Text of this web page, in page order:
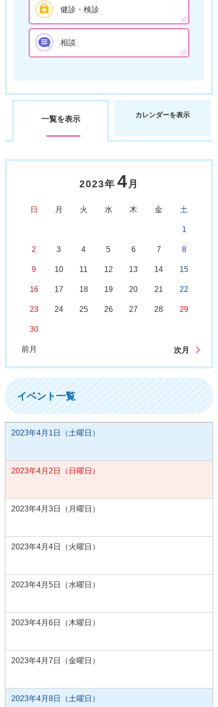
健診・検診
相談
一覧を表示 カレンダーを表示
2023年 4 月
日 月 火 水 木 金 土
1
2 3 4 5 6 7 8
9 10 11 12 13 14 15
16 17 18 19 20 21 22
23 24 25 26 27 28 29
30
前月 次月
イベント一覧
2023年4月1日（土曜日）
2023年4月2日（日曜日）
2023年4月3日（月曜日）
2023年4月4日（火曜日）
2023年4月5日（水曜日）
2023年4月6日（木曜日）
2023年4月7日（金曜日）
2023年4月8日（土曜日）